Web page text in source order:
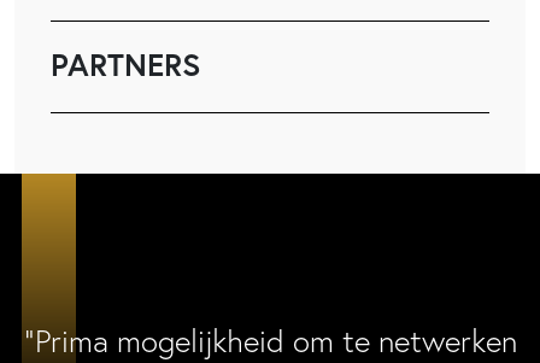
PARTNERS
“Prima mogelijkheid om te netwerken